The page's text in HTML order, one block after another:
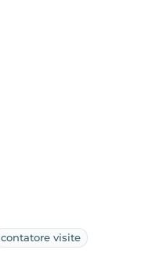
contatore visite